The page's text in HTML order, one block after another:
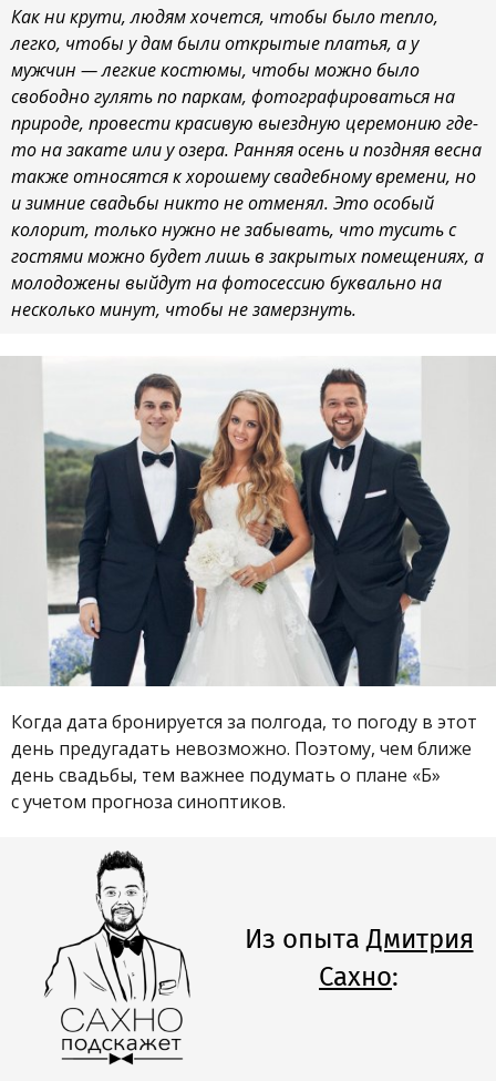
Как ни крути, людям хочется, чтобы было тепло,
легко, чтобы у дам были открытые платья, а у
мужчин — легкие костюмы, чтобы можно было
свободно гулять по паркам, фотографироваться на
природе, провести красивую выездную церемонию где-
то на закате или у озера. Ранняя осень и поздняя весна
также относятся к хорошему свадебному времени, но
и зимние свадьбы никто не отменял. Это особый
колорит, только нужно не забывать, что тусить с
гостями можно будет лишь в закрытых помещениях, а
молодожены выйдут на фотосессию буквально на
несколько минут, чтобы не замерзнуть.
Когда дата бронируется за полгода, то погоду в этот
день предугадать невозможно. Поэтому, чем ближе
день свадьбы, тем важнее подумать о плане «Б»
с учетом прогноза синоптиков.
Из опытаДмитрия
Сахно: